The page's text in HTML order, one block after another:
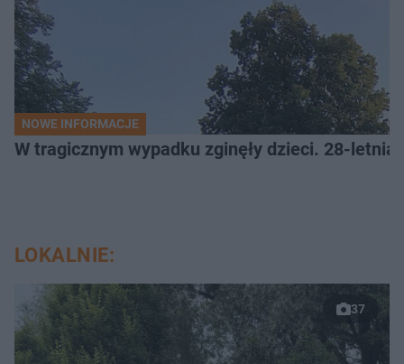
NOWE INFORMACJE
W tragicznym wypadku zginęły dzieci. 28-
LOKALNIE:
37